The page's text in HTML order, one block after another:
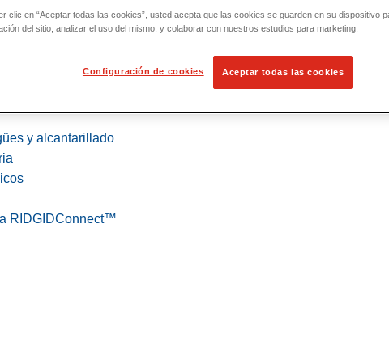
y localización
y alcantarillado
RIDGIDConnect™
clic en “Aceptar todas las cookies”, usted acepta que las cookies se guarden en su dispositivo
del sitio, analizar el uso del mismo, y colaborar con nuestros estudios para marketing.
Configuración de cookies Aceptar todas las cookies